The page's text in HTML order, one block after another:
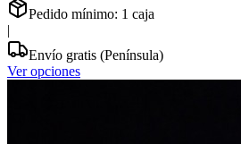
Pedido mínimo: 1 caja
|
Envío gratis (Península)
Ver opciones